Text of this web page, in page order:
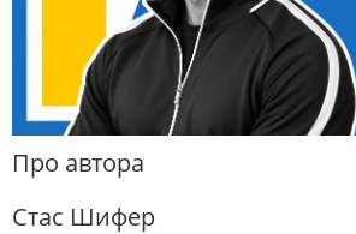
Про автора
Стас Шифер